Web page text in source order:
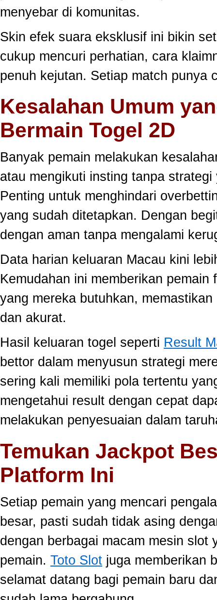
menyebar di komunitas.
Skin efek suara eksklusif ini bikin
cukup mencuri perhatian, cara
penuh kejutan. Setiap match punya
Kesalahan Umum
Bermain Togel 2D
Banyak pemain melakukan
atau mengikuti insting tanpa
Penting untuk menghindari
yang sudah ditetapkan. Dengan
dengan aman tanpa mengalami
Data harian keluaran Macau kini
Kemudahan ini memberikan
yang mereka butuhkan,
dan akurat.
Hasil keluaran togel seperti Result
bettor dalam menyusun strategi
sering kali memiliki pola tertentu
mengetahui result dengan cepat
melakukan penyesuaian dalam
Temukan Jackpot
Platform Ini
Setiap pemain yang mencari
besar, pasti sudah tidak asing
dengan berbagai macam mesin slot
pemain. Toto Slot juga memberikan
selamat datang bagi pemain baru